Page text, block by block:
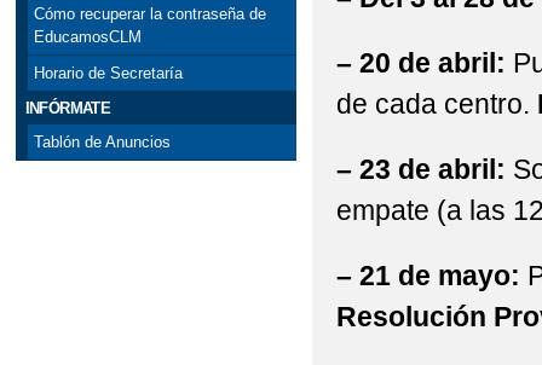
Cómo recuperar la contraseña de
EducamosCLM
Horario de Secretaría
INFÓRMATE
Tablón de Anuncios
– 20 de abril:
de cada centro.
– 23 de abril:
empate (a las
– 21 de mayo:
Resolución